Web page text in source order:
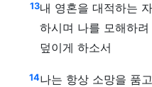
13내 영혼을 대적하는
하시며 나를 모해하
덮이게 하소서
14나는 항상 소망을 품